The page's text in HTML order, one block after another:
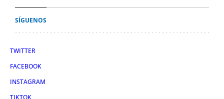
SÍGUENOS
TWITTER
FACEBOOK
INSTAGRAM